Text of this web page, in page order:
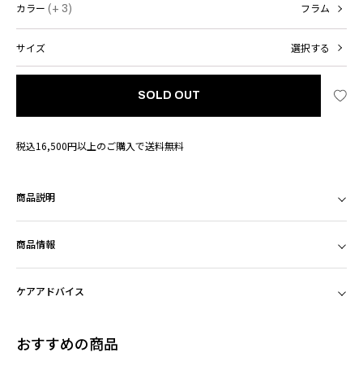
カラー (+ 3) フラム
サイズ 選択する
SOLD OUT
税込16,500円以上のご購入で送料無料
商品説明
商品情報
ケアアドバイス
おすすめの商品